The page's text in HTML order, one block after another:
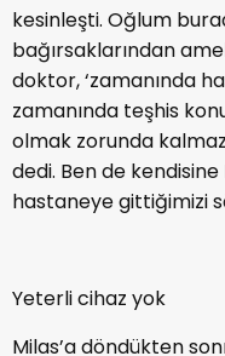
kesinleşti. Oğlum
bağırsaklarından
doktor, ‘zamanında
zamanında teşhis
olmak zorunda
dedi. Ben de kendisine
hastaneye gittiğimizi
Yeterli cihaz yok
Milas’a döndükten